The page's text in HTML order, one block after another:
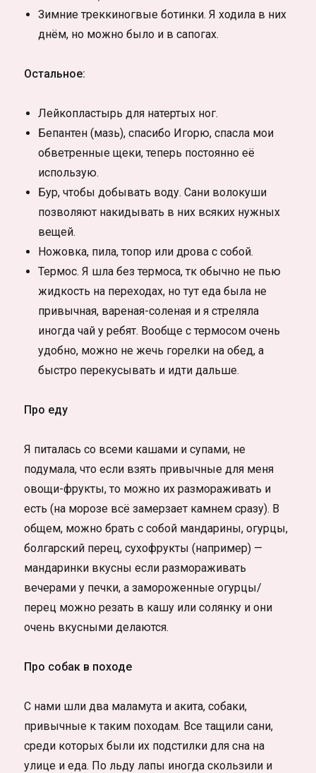
Зимние треккиногвые ботинки. Я ходила в них
днём, но можно было и в сапогах.
Остальное:
Лейкопластырь для натертых ног.
Бепантен (мазь), спасибо Игорю, спасла мои
обветренные щеки, теперь постоянно её
использую.
Бур, чтобы добывать воду. Сани волокуши
позволяют накидывать в них всяких нужных
вещей.
Ножовка, пила, топор или дрова с собой.
Термос. Я шла без термоса, тк обычно не пью
жидкость на переходах, но тут еда была не
привычная, вареная-соленая и я стреляла
иногда чай у ребят. Вообще с термосом очень
удобно, можно не жечь горелки на обед, а
быстро перекусывать и идти дальше.
Про еду
Я питалась со всеми кашами и супами, не
подумала, что если взять привычные для меня
овощи-фрукты, то можно их размораживать и
есть (на морозе всё замерзает камнем сразу). В
общем, можно брать с собой мандарины, огурцы,
болгарский перец, сухофрукты (например) —
мандаринки вкусны если размораживать
вечерами у печки, а замороженные огурцы/
перец можно резать в кашу или солянку и они
очень вкусными делаются.
Про собак в походе
С нами шли два маламута и акита, собаки,
привычные к таким походам. Все тащили сани,
среди которых были их подстилки для сна на
улице и еда. По льду лапы иногда скользили и